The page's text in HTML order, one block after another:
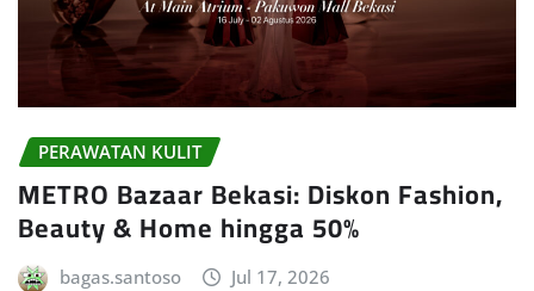
PERAWATAN KULIT
METRO Bazaar Bekasi: Diskon Fashion,
Beauty & Home hingga 50%
bagas.santoso Jul 17, 2026